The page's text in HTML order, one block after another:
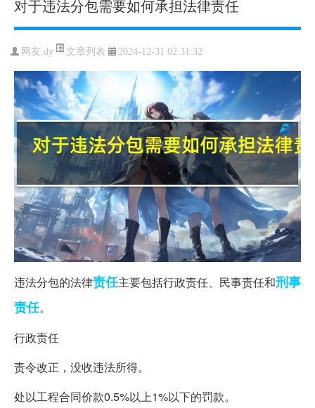
对于违法分包需要如何承担法律责任
网友:dy 文章列表 2024-12-31 02:31:32
违法分包的法律责任主要包括行政责任、民事责任和刑事
责任。
行政责任
责令改正，没收违法所得。
处以工程合同价款0.5%以上1%以下的罚款。